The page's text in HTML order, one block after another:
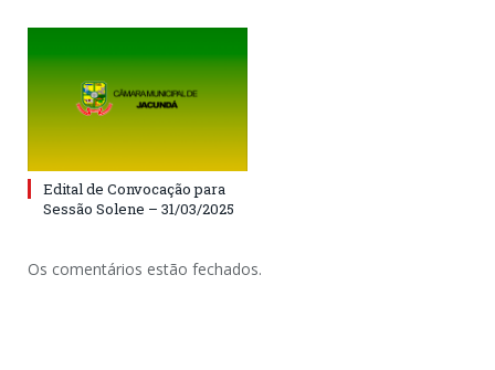
Edital de Convocação para
Sessão Solene – 31/03/2025
Os comentários estão fechados.